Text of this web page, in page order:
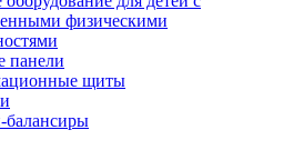
физическими
панели
щиты
балансиры